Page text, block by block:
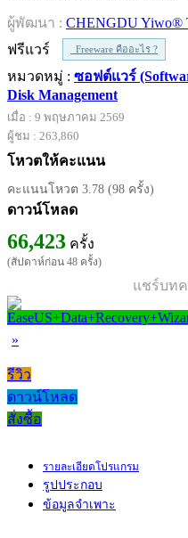
ผู้พัฒนา : CHENGDU Yiwo®
ฟรีแวร์
Freeware คืออะไร ?
หมวดหมู่ : ซอฟต์แวร์
Disk Management
เมื่อ : 9 พฤษภาคม 2569
ผู้ชม : 263,860
โหวตให้คะแนน
คะแนนโหวต 3.78 (98 ครั้ง)
ดาวน์โหลด
66,423 ครั้ง
(สัปดาห์ก่อน 48 ครั้ง)
แชร์บท
»
รีวิว
ดาวน์โหลด
สั่งซื้อ
รายละเอียดโปรแกรม
รูปประกอบ
ข้อมูลจำเพาะ